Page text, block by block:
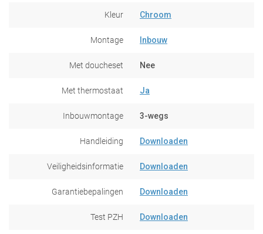
Kleur Chroom
Montage Inbouw
Met doucheset Nee
Met thermostaat Ja
Inbouwmontage 3-wegs
Handleiding Downloaden
Veiligheidsinformatie Downloaden
Garantiebepalingen Downloaden
Test PZH Downloaden